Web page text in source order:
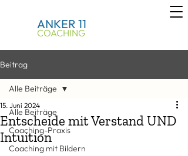
ANKER 11
COACHING
Beitrag
Alle Beiträge
Coaching-Praxis
Coaching mit Bildern
Alle Beiträge
Entscheide mit Verstand UND
Intuition
15. Juni 2024